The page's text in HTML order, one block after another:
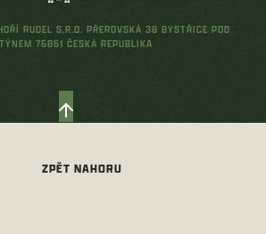
RUDEL S.R.O. PŘEROVSKÁ 38 BYSTŘICE POD
76861 ČESKÁ REPUBLIKA